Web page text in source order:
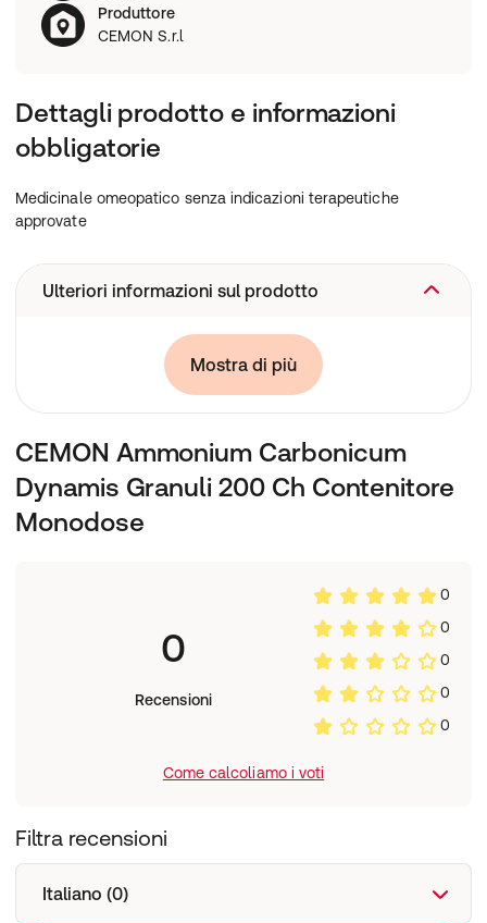
Produttore
CEMON S.r.l
Dettagli prodotto e informazioni
obbligatorie
Medicinale omeopatico senza indicazioni terapeutiche
approvate
Ulteriori informazioni sul prodotto
Medicinale omeopatico senza indicazioni terapeutiche
Mostra di più
CEMON Ammonium Carbonicum
Dynamis Granuli 200 Ch Contenitore
Monodose
0
Recensioni
0
0
0
0
0
Come calcoliamo i voti
Filtra recensioni
Italiano (0)